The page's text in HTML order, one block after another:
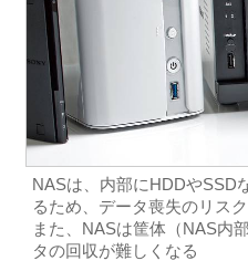
NASは、内部にHDDやSSD
るため、データ喪失のリス
また、NASは筐体（NAS内
タの回収が難しくなる